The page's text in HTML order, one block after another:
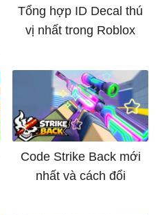
Tổng hợp ID Decal thú
vị nhất trong Roblox
Code Strike Back mới
nhất và cách đổi